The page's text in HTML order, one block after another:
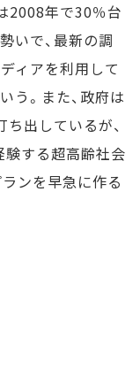
2008年で30％台
いで、最新の調
ィアを利用して
う。また、政府は
出しているが、
験する超高齢社会
ンを早急に作る